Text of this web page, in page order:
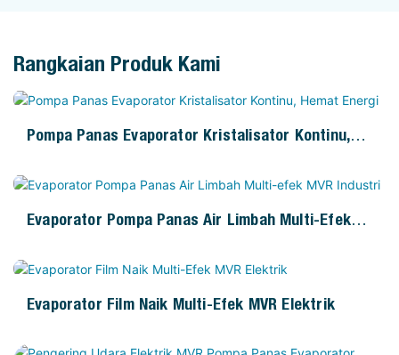
Rangkaian Produk Kami
Pompa Panas Evaporator Kristalisator Kontinu,
Evaporator Pompa Panas Air Limbah Multi-Efek
Evaporator Film Naik Multi-Efek MVR Elektrik